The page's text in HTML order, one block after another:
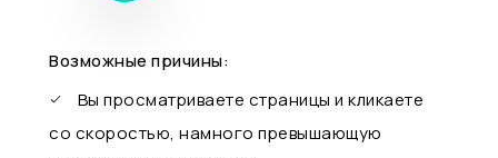
Возможные причины:
Вы просматриваете страницы и кликаете
со скоростью, намного превышающую